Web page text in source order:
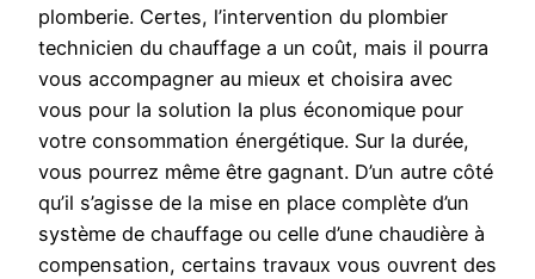
plomberie. Certes, l’intervention du plombier
technicien du chauffage a un coût, mais il pourra
vous accompagner au mieux et choisira avec
vous pour la solution la plus économique pour
votre consommation énergétique. Sur la durée,
vous pourrez même être gagnant. D’un autre côté
qu’il s’agisse de la mise en place complète d’un
système de chauffage ou celle d’une chaudière à
compensation, certains travaux vous ouvrent des